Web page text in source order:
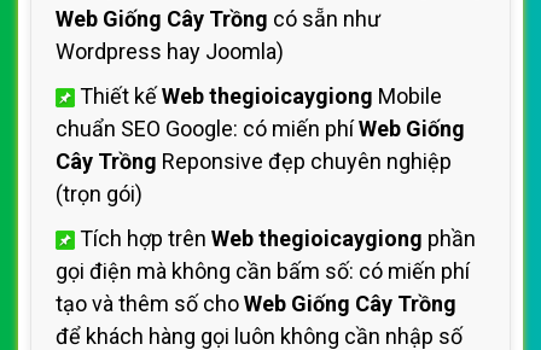
Web Giống Cây Trồng có sẵn như
Wordpress hay Joomla)
Thiết kếWeb thegioicaygiong Mobile
chuẩn SEO Google: có miến phíWeb Giống
Cây Trồng Reponsive đẹp chuyên nghiệp
(trọn gói)
Tích hợp trên Web thegioicaygiong phần
gọi điện mà không cần bấm số: có miến phí
tạo và thêm số choWeb Giống Cây Trồng
để khách hàng gọi luôn không cần nhập số